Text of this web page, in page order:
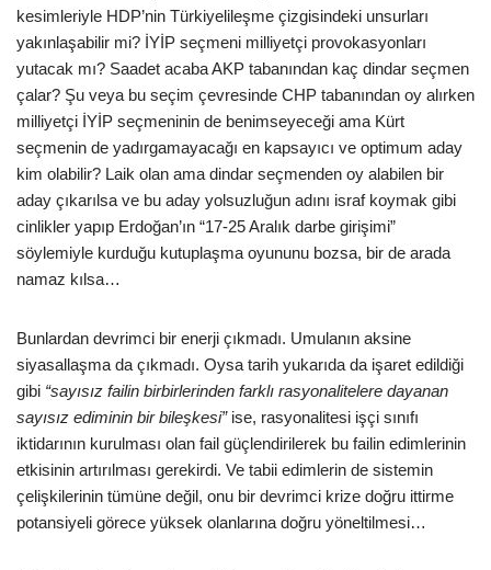
kesimleriyle HDP’nin Türkiyelileşme çizgisindeki unsurları
yakınlaşabilir mi? İYİP seçmeni milliyetçi provokasyonları
yutacak mı? Saadet acaba AKP tabanından kaç dindar seçmen
çalar? Şu veya bu seçim çevresinde CHP tabanından oy alırken
milliyetçi İYİP seçmeninin de benimseyeceği ama Kürt
seçmenin de yadırgamayacağı en kapsayıcı ve optimum aday
kim olabilir? Laik olan ama dindar seçmenden oy alabilen bir
aday çıkarılsa ve bu aday yolsuzluğun adını israf koymak gibi
cinlikler yapıp Erdoğan’ın “17-25 Aralık darbe girişimi”
söylemiyle kurduğu kutuplaşma oyununu bozsa, bir de arada
namaz kılsa…
Bunlardan devrimci bir enerji çıkmadı. Umulanın aksine
siyasallaşma da çıkmadı. Oysa tarih yukarıda da işaret edildiği
gibi “sayısız failin birbirlerinden farklı rasyonalitelere dayanan
sayısız ediminin bir bileşkesi”ise, rasyonalitesi işçi sınıfı
iktidarının kurulması olan fail güçlendirilerek bu failin edimlerinin
etkisinin artırılması gerekirdi. Ve tabii edimlerin de sistemin
çelişkilerinin tümüne değil, onu bir devrimci krize doğru ittirme
potansiyeli görece yüksek olanlarına doğru yöneltilmesi…